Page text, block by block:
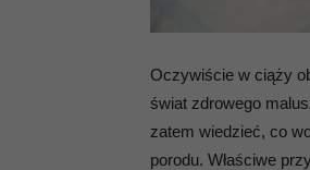
Oczywiście w ciąży
świat zdrowego
zatem wiedzieć, co
porodu. Właściwe